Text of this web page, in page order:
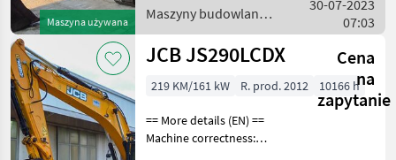
Maszyna używana
coupler loading bu
Maszyny budowlane /
JCB
30-07-2023
07:03
JCB JS290LCDX
Cena
na
zapytanie
219 KM/161 kW R. prod. 2012 10166 h
== More details (EN) ==
Machine correctness: